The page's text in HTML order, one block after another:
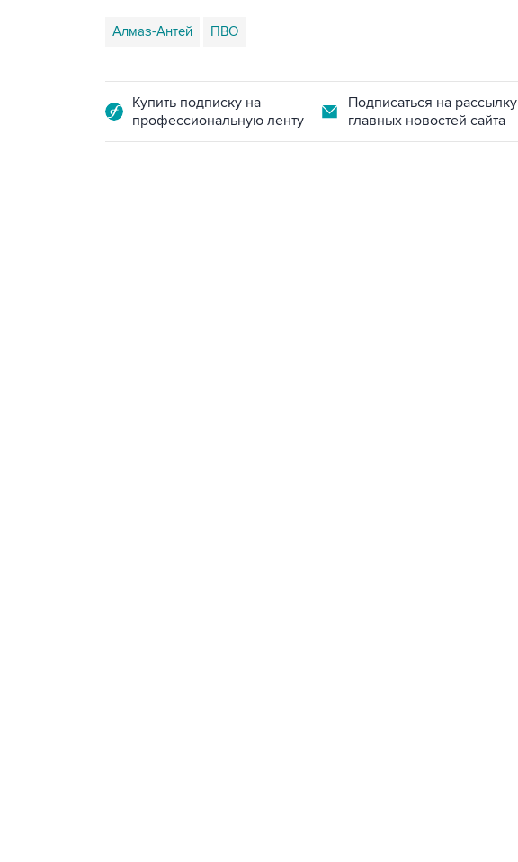
Алмаз-Антей ПВО
Купить подписку на
профессиональную ленту
Подписаться на рассылку
главных новостей сайта